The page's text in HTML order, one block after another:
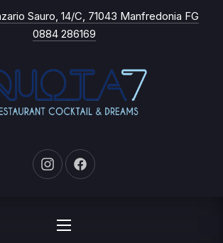
Sauro, 14/C, 71043 Manfredonia FGNew
0884 286169
New WindowNew Window
NAVIGATION